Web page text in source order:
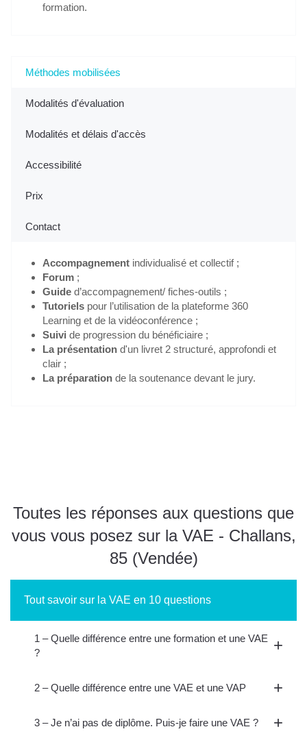
formation.
Méthodes mobilisées
Modalités d'évaluation
Modalités et délais d'accès
Accessibilité
Prix
Contact
Accompagnement individualisé et collectif ;
Forum ;
Guide d’accompagnement/ fiches-outils ;
Tutoriels pour l’utilisation de la plateforme 360
Learning et de la vidéoconférence ;
Suivi de progression du bénéficiaire ;
La présentation d'un livret 2 structuré, approfondi et
clair ;
La préparation de la soutenance devant le jury.
Toutes les réponses aux questions que
vous vous posez sur la VAE - Challans,
85 (Vendée)
Tout savoir sur la VAE en 10 questions
1 – Quelle différence entre une formation et une VAE
?
2 – Quelle différence entre une VAE et une VAP
3 – Je n’ai pas de diplôme. Puis-je faire une VAE ?